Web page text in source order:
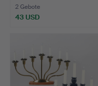
2 Gebote
43 USD